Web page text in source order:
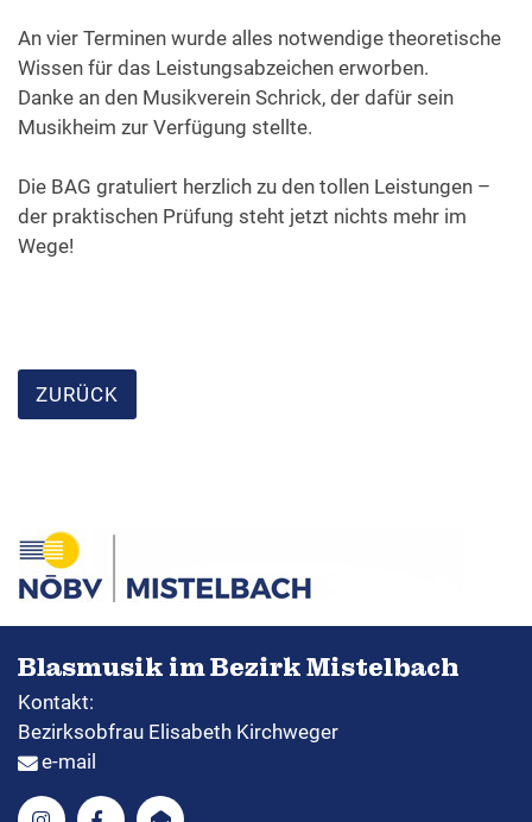
An vier Terminen wurde alles notwendige theoretische
Wissen für das Leistungsabzeichen erworben.
Danke an den Musikverein Schrick, der dafür sein
Musikheim zur Verfügung stellte.
Die BAG gratuliert herzlich zu den tollen Leistungen –
der praktischen Prüfung steht jetzt nichts mehr im
Wege!
ZURÜCK
Blasmusik im Bezirk Mistelbach
Kontakt:
Bezirksobfrau Elisabeth Kirchweger
e-mail